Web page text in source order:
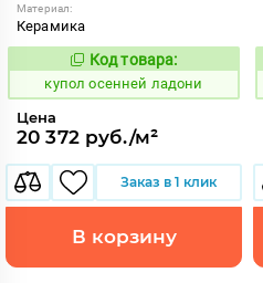
Материал:
Керамика
852167
Код товара:
купол осенней ладони
Цена
20 372 руб./м²
Заказ в 1 клик
В корзину